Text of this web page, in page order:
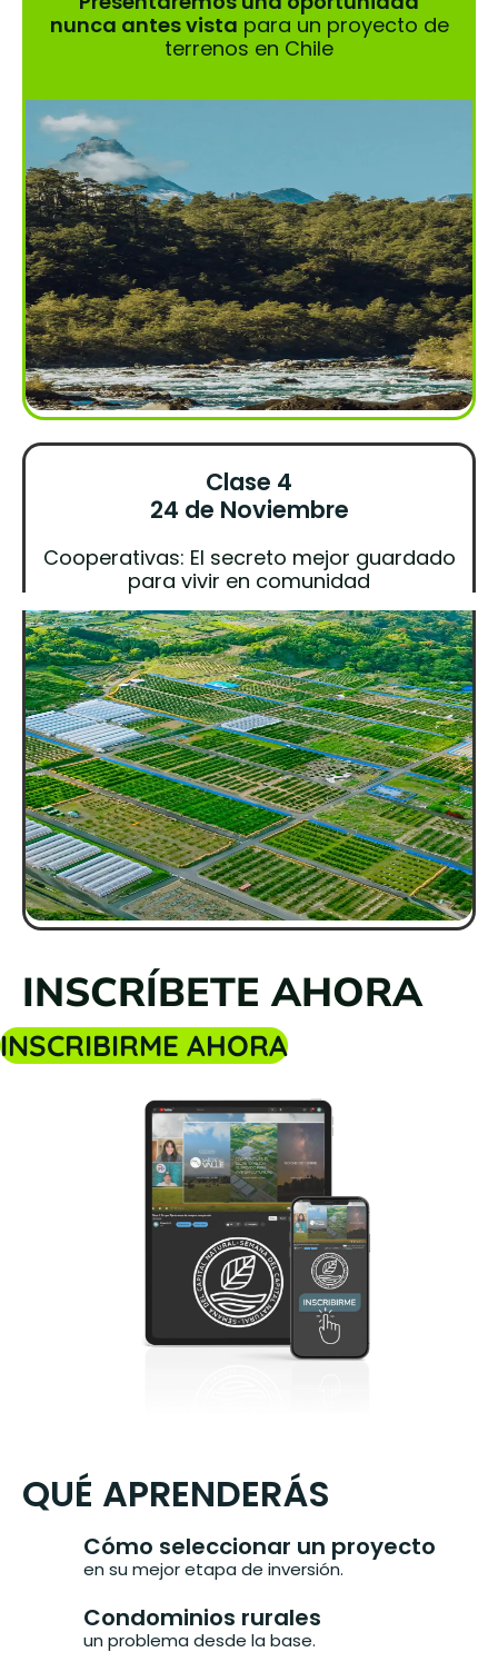
nunca antes vista para un proyecto de
terrenos en Chile
Clase 4
24 de Noviembre
Cooperativas: El secreto mejor guardado
para vivir en comunidad
INSCRÍBETE AHORA
INSCRIBIRME AHORA
QUÉ APRENDERÁS
Cómo seleccionar un proyecto
en su mejor etapa de inversión.
Condominios rurales
un problema desde la base.